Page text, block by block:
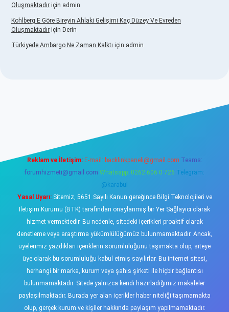
Oluşmaktadır için admin
Kohlberg E Göre Bireyin Ahlaki Gelişimi Kaç Düzey Ve Evreden
Oluşmaktadır için Derin
Türkiyede Ambargo Ne Zaman Kalktı için admin
Reklam ve İletişim: E-mail: backlinkpaneli@gmail.com Teams:
forumhizmeti@gmail.com Whatsapp: 0262 606 0 726 Telegram:
@karabul
Yasal Uyarı:Sitemiz, 5651 Sayılı Kanun gereğince Bilgi Teknolojileri ve
İletişim Kurumu (BTK) tarafından onaylanmış bir Yer Sağlayıcı olarak
hizmet vermektedir. Bu nedenle, sitedeki içerikleri proaktif olarak
denetleme veya araştırma yükümlülüğümüz bulunmamaktadır. Ancak,
üyelerimiz yazdıkları içeriklerin sorumluluğunu taşımakta olup, siteye
üye olarak bu sorumluluğu kabul etmiş sayılırlar. Bu internet sitesi,
herhangi bir marka, kurum veya şahıs şirketi ile hiçbir bağlantısı
bulunmamaktadır. Sitede yalnızca kendi hazırladığımız makaleler
paylaşılmaktadır. Burada yer alan içerikler haber niteliği taşımamakta
olup, gerçek kurum ve kişiler hakkında paylaşım yapılmamaktadır.